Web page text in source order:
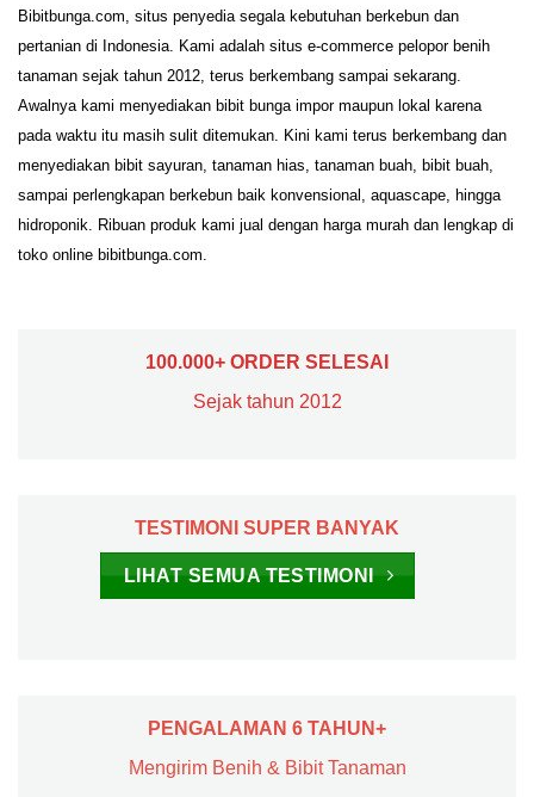
Bibitbunga.com, situs penyedia segala kebutuhan berkebun dan
pertanian di Indonesia. Kami adalah situs e-commerce pelopor benih
tanaman sejak tahun 2012, terus berkembang sampai sekarang.
Awalnya kami menyediakan bibit bunga impor maupun lokal karena
pada waktu itu masih sulit ditemukan. Kini kami terus berkembang dan
menyediakan bibit sayuran, tanaman hias, tanaman buah, bibit buah,
sampai perlengkapan berkebun baik konvensional, aquascape, hingga
hidroponik. Ribuan produk kami jual dengan harga murah dan lengkap di
toko online bibitbunga.com.
100.000+ ORDER SELESAI
Sejak tahun 2012
TESTIMONI SUPER BANYAK
LIHAT SEMUA TESTIMONI
PENGALAMAN 6 TAHUN+
Mengirim Benih & Bibit Tanaman